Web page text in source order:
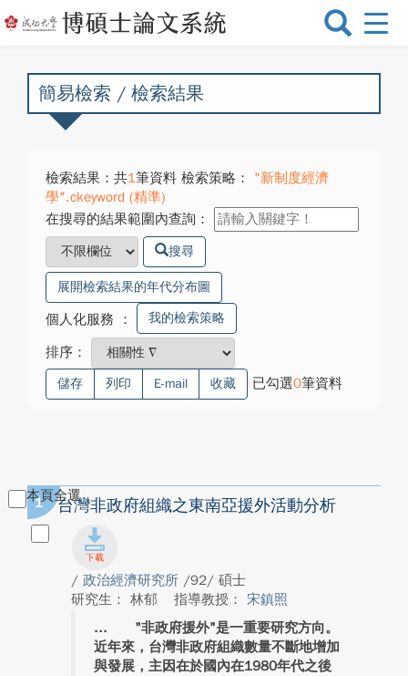
選
換
簡易檢索 / 檢索結果
檢索結果：共1筆資料 檢索策略：
"新制度經濟
學".ckeyword (精準)
在搜尋的結果範圍內查詢：
搜尋
展開檢索結果的年代分布圖
個人化服務 ： 我的檢索策略
排序：
儲存 列印 E-mail 收藏 已勾選0筆資料
本頁全選
1 台灣非政府組織之東南亞援外活動分析
/ 政治經濟研究所 /92/ 碩士
研究生： 林郁
指導教授： 宋鎮照
"非政府援外"是一重要研究方向。
近年來，台灣非政府組織數量不斷地增加
與發展，主因在於國內在1980年代之後